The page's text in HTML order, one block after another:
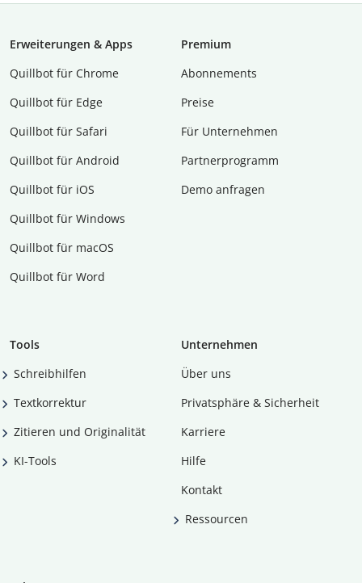
Erweiterungen & Apps
Quillbot für Chrome
Quillbot für Edge
Quillbot für Safari
Quillbot für Android
Quillbot für iOS
Quillbot für Windows
Quillbot für macOS
Quillbot für Word
Premium
Abon­ne­ments
Preise
Für Unternehmen
Partnerprogramm
Demo anfragen
Tools
Schreibhilfen
Textkorrektur
Zitieren und Originalität
KI-Tools
Unternehmen
Über uns
Privatsphäre & Sicherheit
Karriere
Hilfe
Kontakt
Ressourcen